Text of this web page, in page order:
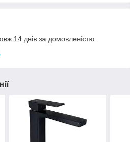
14 днів за домовленістю